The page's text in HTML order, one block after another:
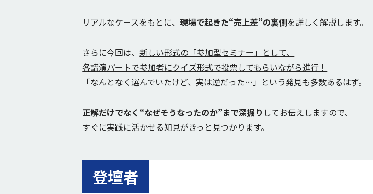
リアルなケースをもとに、現場で起きた“売上差”の裏側を詳しく解説します。
さらに今回は、新しい形式の「参加型セミナー」として、
各講演パートで参加者にクイズ形式で投票してもらいながら進行！
「なんとなく選んでいたけど、実は逆だった…」という発見も多数あるはず。
正解だけでなく“なぜそうなったのか”まで深掘り してお伝えしますので、
すぐに実践に活かせる知見がきっと見つかります。
登壇者